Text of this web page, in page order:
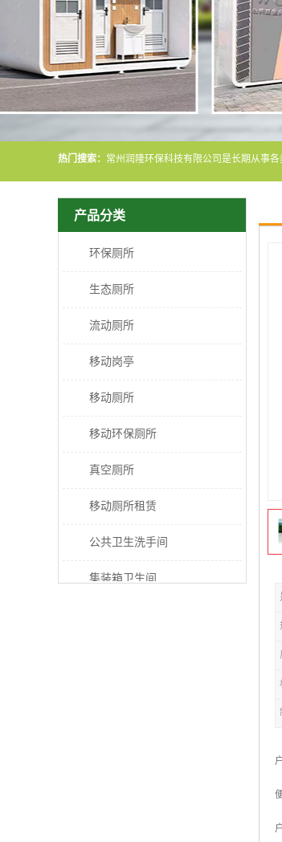
热门搜索：
产品分类
环保厕所
生态厕所
流动厕所
移动岗亭
移动厕所
移动环保厕所
真空厕所
移动厕所租赁
公共卫生洗手间
集装箱卫生间